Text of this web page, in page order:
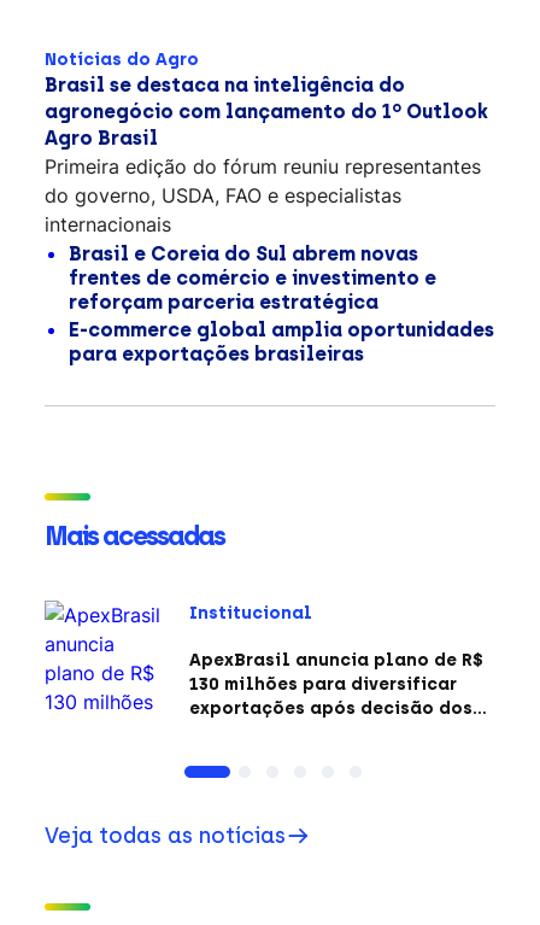
Notícias do Agro
Brasil se destaca na inteligência do
agronegócio com lançamento do 1º Outlook
Agro Brasil
Primeira edição do fórum reuniu representantes
do governo, USDA, FAO e especialistas
internacionais
Brasil e Coreia do Sul abrem novas
frentes de comércio e investimento e
reforçam parceria estratégica
E-commerce global amplia oportunidades
para exportações brasileiras
Mais acessadas
Institucional
ApexBrasil anuncia plano de R$
130 milhões para diversificar
exportações após decisão dos
Veja todas as notícias